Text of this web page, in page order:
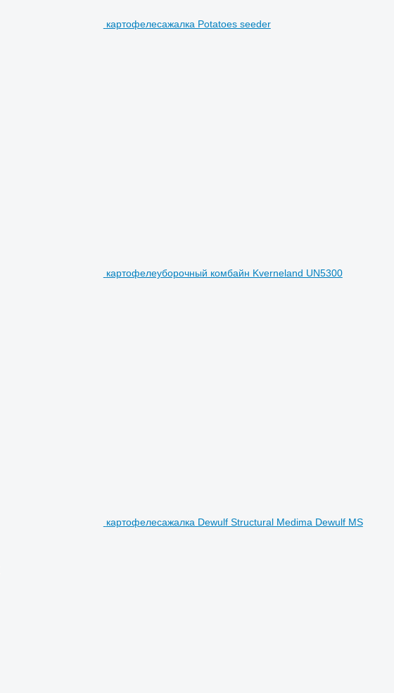
картофелесажалка Potatoes seeder
картофелеуборочный комбайн Kverneland UN5300
картофелесажалка Dewulf Structural Medima Dewulf MS